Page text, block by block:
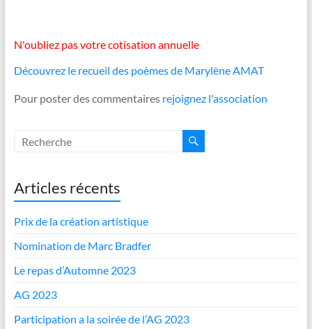
N'oubliez pas votre cotisation annuelle
Découvrez le recueil des poèmes de Marylène AMAT
Pour poster des commentaires rejoignez l'association
Articles récents
Prix de la création artistique
Nomination de Marc Bradfer
Le repas d’Automne 2023
AG 2023
Participation a la soirée de l’AG 2023